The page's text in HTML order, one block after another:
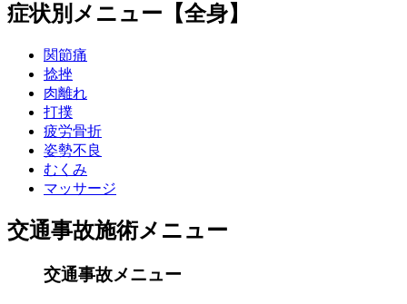
症状別メニュー【全身】
関節痛
捻挫
肉離れ
打撲
疲労骨折
姿勢不良
むくみ
マッサージ
交通事故施術メニュー
交通事故メニュー